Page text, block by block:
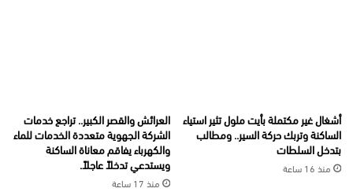
أشغال غير مكتملة بأيت ملول تثير استياء
الساكنة وتربك حركة السير.. ومطالب
بتدخل السلطات
منذ 16 ساعة
العرائش والقصر الكبير.. تراجع خدمات
الشركة الجهوية متعددة الخدمات للماء
والكهرباء يفاقم معاناة الساكنة
ويستدعي تدخلاً عاجلاً.
منذ 17 ساعة